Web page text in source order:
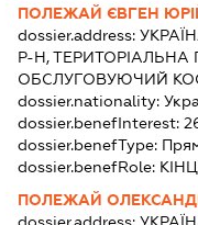
ПОЛЕЖАЙ ЄВГЕН
dossier.address:
Р-Н,
ОБСЛУГОВУЮЧИЙ
dossier.nationality:
dossier.benefInterest:
dossier.benefType:
dossier.benefRole:
ПОЛЕЖАЙ